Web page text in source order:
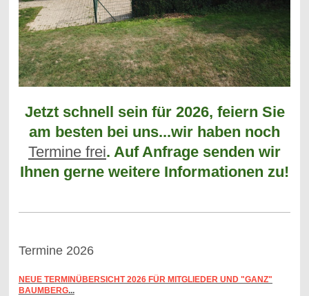
Jetzt schnell sein für 2026, feiern Sie
am besten bei uns...wir haben noch
Termine frei. Auf Anfrage senden wir
Ihnen gerne weitere Informationen zu!
Termine 2026
NEUE TERMINÜBERSICHT 2026 FÜR MITGLIEDER UND "GANZ"
BAUMBERG...